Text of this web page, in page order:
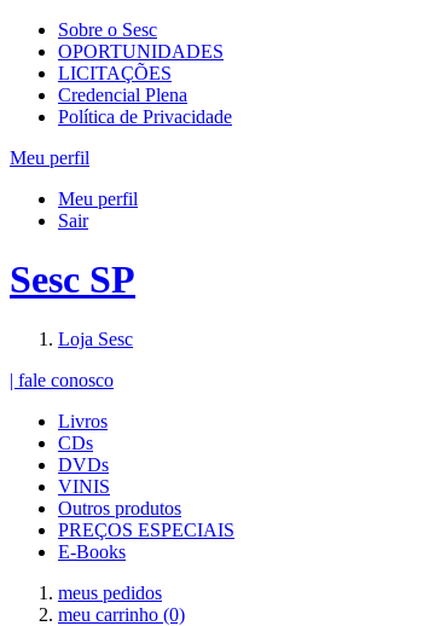
Sobre o Sesc
OPORTUNIDADES
LICITAÇÕES
Credencial Plena
Política de Privacidade
Meu perfil
Meu perfil
Sair
Sesc SP
Loja Sesc
| fale conosco
Livros
CDs
DVDs
VINIS
Outros produtos
PREÇOS ESPECIAIS
E-Books
meus pedidos
meu carrinho (0)